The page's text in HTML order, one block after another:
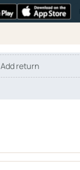
Add return